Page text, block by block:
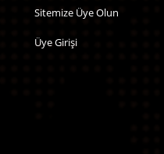
Sitemize Üye Olun
Üye Girişi